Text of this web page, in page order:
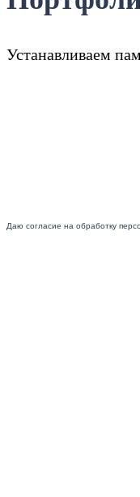
Даю согласие на обработку
Устанавливаем